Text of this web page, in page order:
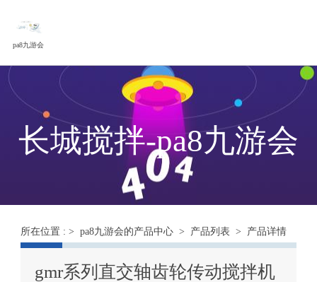
pa8九游会
长城搅拌-pa8九游会
所在位置 : > pa8九游会的产品中心 > 产品列表 > 产品详情
gmr系列直交轴齿轮传动搅拌机